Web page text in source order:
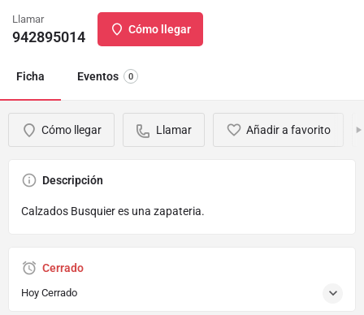
Llamar
942895014 Cómo llegar
Ficha Eventos 0
Cómo llegar Llamar Añadir a favorito
Descripción
Calzados Busquier es una zapateria.
Cerrado
Hoy Cerrado